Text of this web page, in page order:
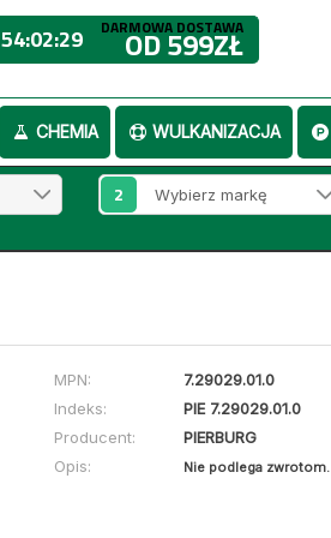
54:02:29 DARMOWA DOSTAWA
OD 599ZŁ
CHEMIA WULKANIZACJA
2
MPN:
7.29029.01.0
Indeks:
PIE 7.29029.01.0
Producent:
PIERBURG
Opis:
Nie podlega zwrotom.